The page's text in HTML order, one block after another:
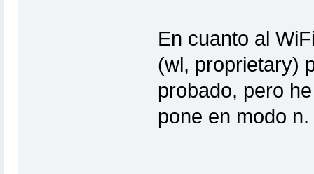
En cuanto al
(wl, proprietary)
probado, pero
pone en modo n.